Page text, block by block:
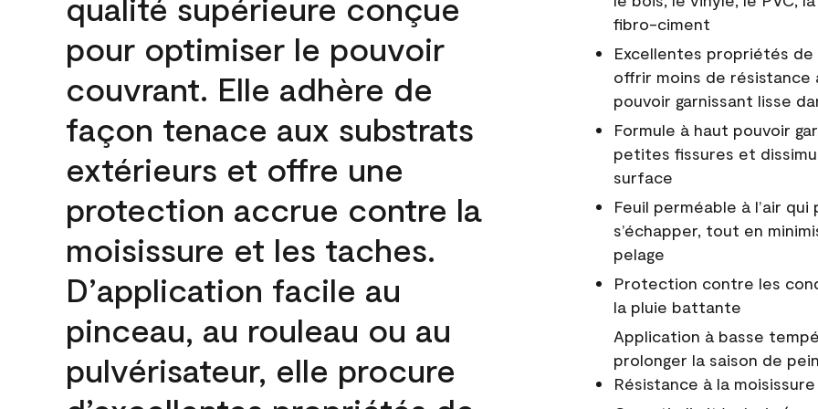
pour optimiser le pouvoir
couvrant. Elle adhère de
façon tenace aux substrats
extérieurs et offre une
protection accrue contre la
moisissure et les taches.
D’application facile au
pinceau, au rouleau ou au
pulvérisateur, elle procure
fibro-ciment
Excellentes propriétés
offrir moins de résistance
pouvoir garnissant lisse
Formule à haut pouvoir
petites fissures et
surface
Feuil perméable à l’air
s’échapper, tout en
pelage
Protection contre les
la pluie battante
Application à basse
prolonger la saison de
Résistance à la moisissure